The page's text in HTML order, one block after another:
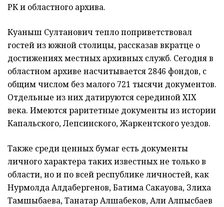
РК и областного архива.
Куаныш Султанович тепло поприветствовал
гостей из южной столицы, рассказав вкратце о
достижениях местных архивных служб. Сегодня в
областном архиве насчитывается 2846 фондов, с
общим числом без малого 721 тысячи документов.
Отдельные из них датируются серединой XIX
века. Имеются раритетные документы из истории
Капальского, Лепсинского, Жаркентского уездов.
Также среди ценных бумаг есть документы
личного характера таких известных не только в
области, но и по всей республике личностей, как
Нурмолда Алдабергенов, Батима Сакауова, Злиха
Тамшыбаева, Танатар Алшабеков, Али Алпысбаев